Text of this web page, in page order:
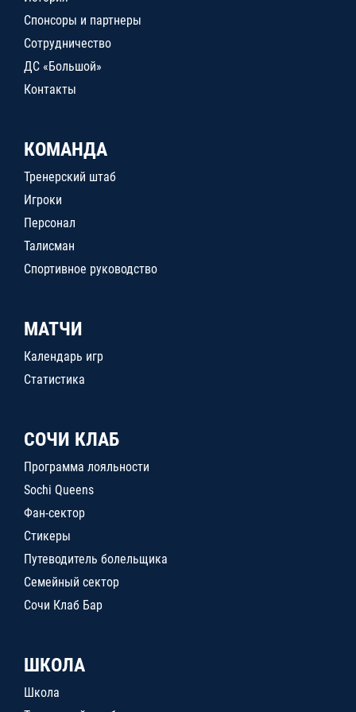
Спонсоры и партнеры
Сотрудничество
ДС «Большой»
Контакты
КОМАНДА
Тренерский штаб
Игроки
Персонал
Талисман
Спортивное руководство
МАТЧИ
Календарь игр
Статистика
СОЧИ КЛАБ
Программа лояльности
Sochi Queens
Фан-сектор
Стикеры
Путеводитель болельщика
Семейный сектор
Сочи Клаб Бар
ШКОЛА
Школа